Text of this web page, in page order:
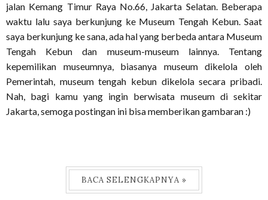
jalan Kemang Timur Raya No.66, Jakarta Selatan. Beberapa
waktu lalu saya berkunjung ke Museum Tengah Kebun. Saat
saya berkunjung ke sana, ada hal yang berbeda antara Museum
Tengah Kebun dan museum-museum lainnya. Tentang
kepemilikan museumnya, biasanya museum dikelola oleh
Pemerintah, museum tengah kebun dikelola secara pribadi.
Nah, bagi kamu yang ingin berwisata museum di sekitar
Jakarta, semoga postingan ini bisa memberikan gambaran :)
BACA SELENGKAPNYA »